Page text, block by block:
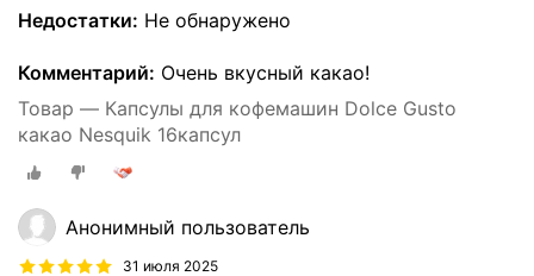
Недостатки: Не обнаружено
Комментарий: Очень вкусный какао!
Товар — Капсулы для кофемашин Dolce Gusto
какао Nesquik 16капсул
Анонимный пользователь
31 июля 2025